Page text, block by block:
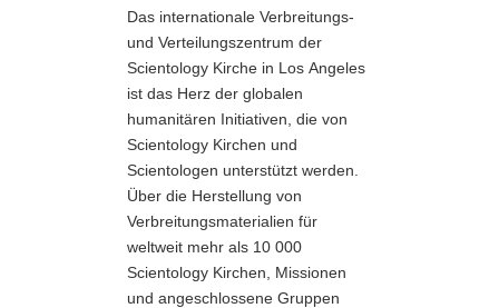
Das internationale Verbreitungs-
und Verteilungszentrum der
Scientology Kirche in Los Angeles
ist das Herz der globalen
humanitären Initiativen, die von
Scientology Kirchen und
Scientologen unterstützt werden.
Über die Herstellung von
Verbreitungs­materialien für
weltweit mehr als 10 000
Scientology Kirchen, Missionen
und angeschlossene Gruppen